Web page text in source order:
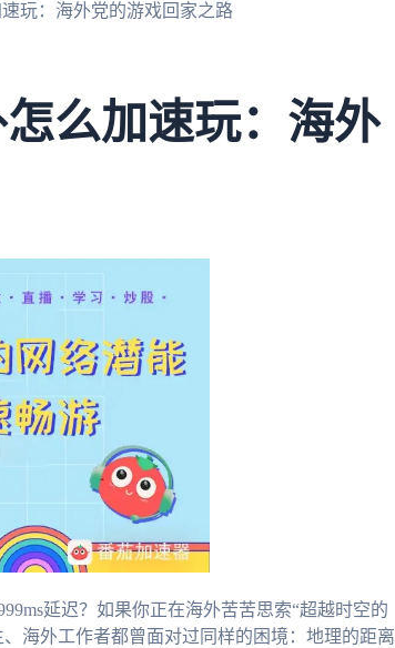
玩：海外党的游戏回家之路
么加速玩：海外
延迟？如果你正在海外苦苦思索“超越时空的
海外工作者都曾面对过同样的困境：地理的距离